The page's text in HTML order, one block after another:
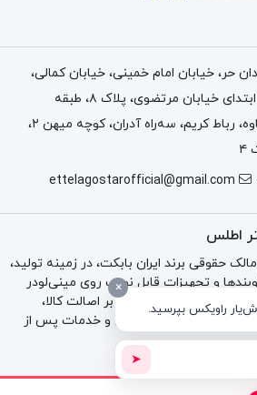
دستگاه نقش حساسی دارد.
قطعات موتور کوباتا بابکت | معرفی اجزای اصلی Kubota
بوبین با دریافت ولتاژ، میدان
مسیر فرمان هیدرولیک طبق شرایط
بسته می‌شود. به همین دلیل خرابی بوبین
احساس کند دستگاه سالم است
به‌درستی آزاد نمی‌شوند.
حر، خیابان امام خمینی، خیابان کمالی،
خیابان اسکندری جنوبی، ابتدای خیابان مرتضوی، پلاک ۸، طبقه
همکف | کارخانه: جاده ساوه، رباط کریم، سه‌راه آدران، کوچه میهن ۲،
ettelagostarofficial@gmail.com
اطلس
حقوقی برند ایران بابکت، در زمینه تولید،
و تجهیزات قابل نصب روی مینی‌لودر
می‌کند. تمرکز مجموعه بر اصالت کالا،
فاکتور رسمی، گارانتی و خدمات پس از
×
راویکس بپرسید.
➤